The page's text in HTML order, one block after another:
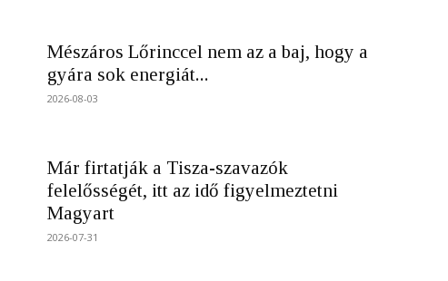
Mészáros Lőrinccel nem az a baj, hogy a
gyára sok energiát...
2026-08-03
Már firtatják a Tisza-szavazók
felelősségét, itt az idő figyelmeztetni
Magyart
2026-07-31